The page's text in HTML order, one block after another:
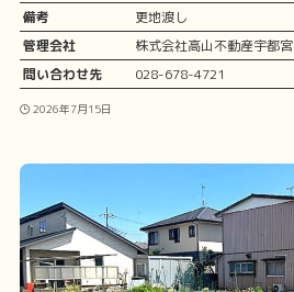
備考
更地渡し
管理会社
株式会社高山不動産宇都宮
問い合わせ先
028-678-4721
2026年7月15日